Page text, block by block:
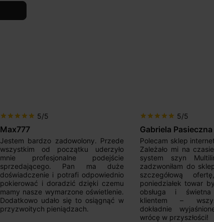
star star star star star 5/5
Max777
Jestem bardzo zadowolony. Przede
wszystkim od początku uderzyło
mnie profesjonalne podejście
sprzedającego. Pan ma duże
doświadczenie i potrafi odpowiednio
pokierować i doradzić dzięki czemu
mamy nasze wymarzone oświetlenie.
Dodatkowo udało się to osiągnąć w
przyzwoitych pieniądzach.
star star star star star 5/5
Gabriela Pasieczna
Polecam sklep
Zależało mi na
system szyn
zadzwoniłam do
szczegółową
poniedziałek towar
obsługa i
klientem –
dokładnie
wrócę w przyszłości!